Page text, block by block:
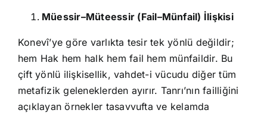
Müessir–Müteessir (Fail–Münfail) İlişkisi
Konevî’ye göre varlıkta tesir tek yönlü değildir;
hem Hak hem halk hem fail hem münfaildir. Bu
çift yönlü ilişkisellik, vahdet-i vücudu diğer tüm
metafizik geleneklerden ayırır. Tanrı’nın failliğini
açıklayan örnekler tasavvufta ve kelamda